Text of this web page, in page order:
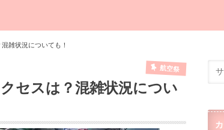
雑状況についても！
航空祭
セスは？混雑状況につい